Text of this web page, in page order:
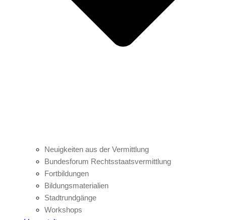
Neuigkeiten aus der Vermittlung
Bundesforum Rechtsstaatsvermittlung
Fortbildungen
Bildungsmaterialien
Stadtrundgänge
Workshops